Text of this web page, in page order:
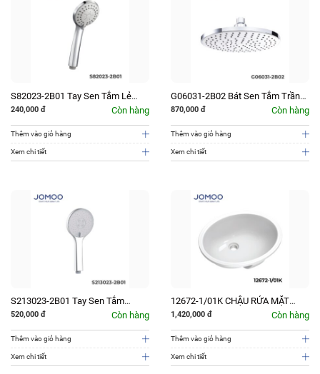
S82023-2B01 Tay Sen Tắm Lẻ
JOMOO
240,000 đ Còn hàng
Thêm vào giỏ hàng
Xem chi tiết
S213023-2B01 Tay Sen Tắm
JOMOO
520,000 đ Còn hàng
Thêm vào giỏ hàng
Xem chi tiết
G06031-2B02 Bát Sen Tắm Trần
JOMOO
870,000 đ Còn hàng
Thêm vào giỏ hàng
Xem chi tiết
12672-1/01K CHẬU RỬA MẶT
LAVABO ÂM BÀN JOMOO
1,420,000 đ Còn hàng
Thêm vào giỏ hàng
Xem chi tiết